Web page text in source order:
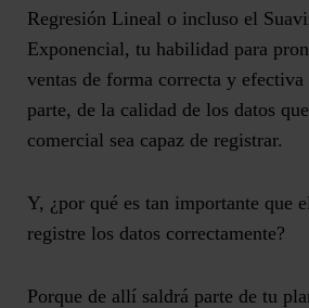
Regresión Lineal o incluso el
Exponencial, tu habilidad para
ventas de forma correcta y efectiva
parte, de la calidad de los datos
comercial sea capaz de registrar.
Y, ¿por qué es tan importante que
registre los datos correctamente?
Porque de allí saldrá parte de tu